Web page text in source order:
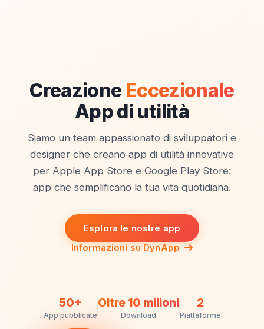
Creazione Eccezionale
App di utilità
Siamo un team appassionato di sviluppatori e
designer che creano app di utilità innovative
per Apple App Store e Google Play Store:
app che semplificano la tua vita quotidiana.
Esplora le nostre app
Informazioni su DynApp
50+
App pubblicate
Oltre 10 milioni
Download
2
Piattaforme